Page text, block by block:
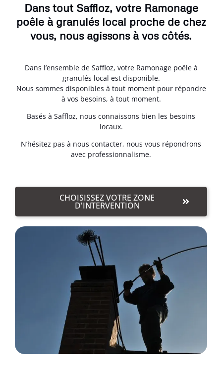
Dans tout Saffloz, votre Ramonage
poêle à granulés local proche de chez
vous, nous agissons à vos côtés.
Dans l’ensemble de Saffloz, votre Ramonage poêle à
granulés local est disponible.
Nous sommes disponibles à tout moment pour répondre
à vos besoins, à tout moment.
Basés à Saffloz, nous connaissons bien les besoins
locaux.
N’hésitez pas à nous contacter, nous vous répondrons
avec professionnalisme.
CHOISISSEZ VOTRE ZONE
D'INTERVENTION